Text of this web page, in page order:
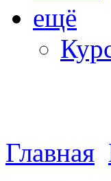
ещё
Главная